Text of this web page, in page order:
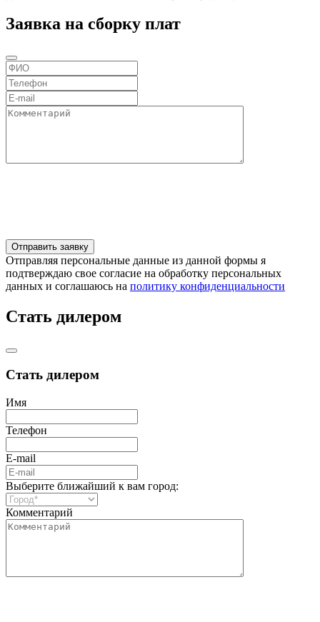
Заявка на сборку плат
Отправляя персональные данные из данной формы я
подтверждаю свое согласие на обработку персональных
данных и соглашаюсь на политику конфиденциальности
Стать дилером
Стать дилером
Имя
Телефон
E-mail
Выберите ближайший к вам город:
Комментарий